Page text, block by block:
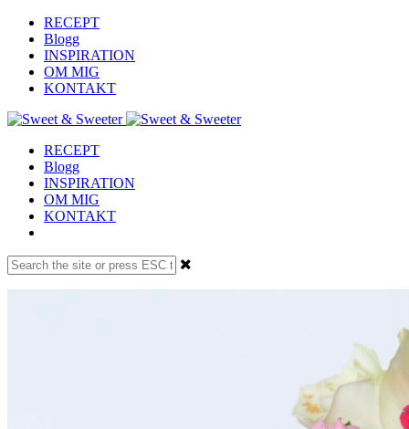
RECEPT
Blogg
INSPIRATION
OM MIG
KONTAKT
RECEPT
Blogg
INSPIRATION
OM MIG
KONTAKT